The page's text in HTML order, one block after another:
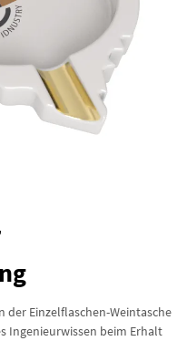
Einzelflaschen-Weintasche
Ingenieurwissen beim Erhalt